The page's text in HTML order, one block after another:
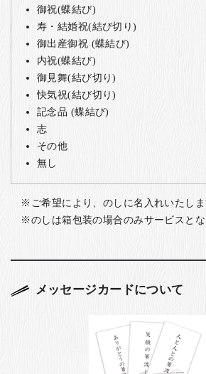
御祝(蝶結び)
寿・結婚祝(結び切り)
御出産御祝 (蝶結び)
内祝(蝶結び)
御見舞(結び切り)
快気祝(結び切り)
記念品 (蝶結び)
志
その他
無し
ご希望により、のしに名入れいたしま
のしは箱包装の場合のみサービスとな
メッセージカードについて